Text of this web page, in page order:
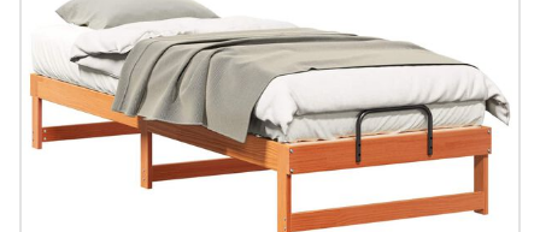
#sharemevidaxl